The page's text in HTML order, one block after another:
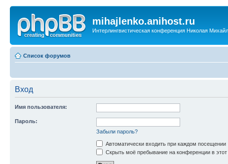
mihajlenko.anihost.ru
Интерлингвистическая конференция Николая
Список форумов
Вход
Имя пользователя:
Пароль:
Забыли пароль?
Автоматически входить при каждом посещении
Скрыть моё пребывание на конференции в этот